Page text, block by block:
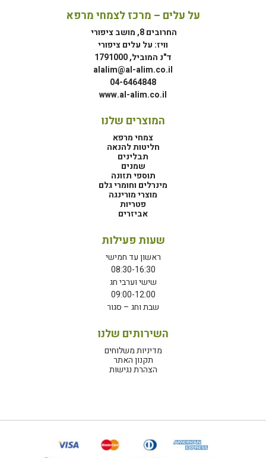
על עלים – מרכז לצמחי מרפא
החרובים 8, מושב ציפורי
וויז: על עלים ציפורי
ד"נ המוביל, 1791000
alalim@al-alim.co.il
04-6464848
www.al-alim.co.il
המוצרים שלנו
צמחי מרפא
חליטות להנאה
תבלינים
שמנים
תוספי תזונה
מינרלים וחומרי גלם
מוצרי מורינגה
פטריות
אביזרים
שעות פעילות
ראשון עד חמישי
08:30-16:30
שישי וערבי חג
09:00-12:00
שבת וחג – סגור
השירותים שלנו
מדיניות משלוחים
תקנון האתר
הצהרת נגישות